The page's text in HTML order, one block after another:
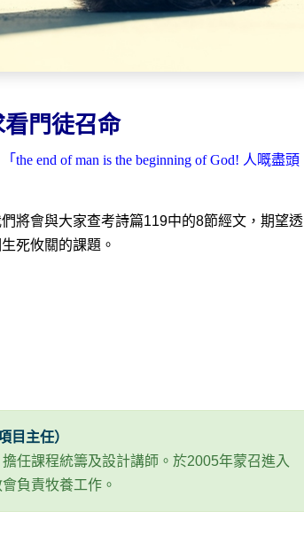
門徒召命
end of man is the beginning of God! 人嘅盡頭
們將會與大家查考詩篇119中的8節經文，期望透
死攸關的課題。
目主任）
任課程統籌及設計講師。於2005年蒙召進入
負責牧養工作。